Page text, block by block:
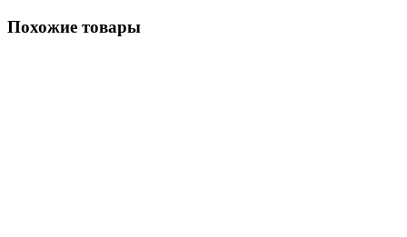
Похожие товары